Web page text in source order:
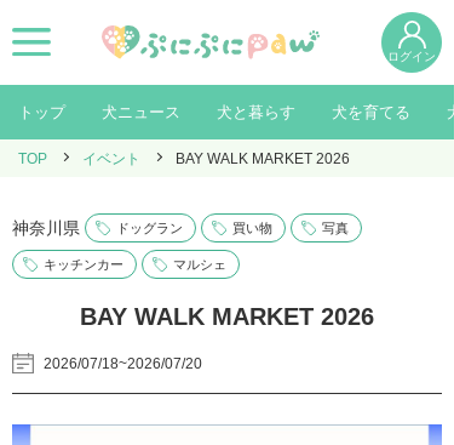
ログイン
トップ 犬ニュース 犬と暮らす 犬を育てる
TOP イベント BAY WALK MARKET 2026
神奈川県 ドッグラン 買い物 写真
キッチンカー マルシェ
BAY WALK MARKET 2026
2026/07/18~2026/07/20